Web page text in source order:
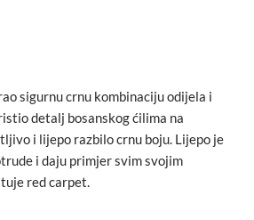
sigurnu crnu kombinaciju odijela i
detalj bosanskog ćilima na
i lijepo razbilo crnu boju. Lijepo je
i daju primjer svim svojim
red carpet.